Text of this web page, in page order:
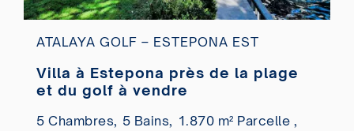
ATALAYA GOLF – ESTEPONA EST
Villa à Estepona près de la plage
et du golf à vendre
5 Chambres, 5 Bains, 1.870 m² Parcelle ,